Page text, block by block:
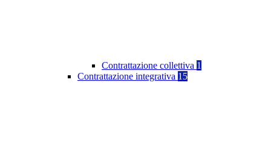
Contrattazione collettiva 1
Contrattazione integrativa 15